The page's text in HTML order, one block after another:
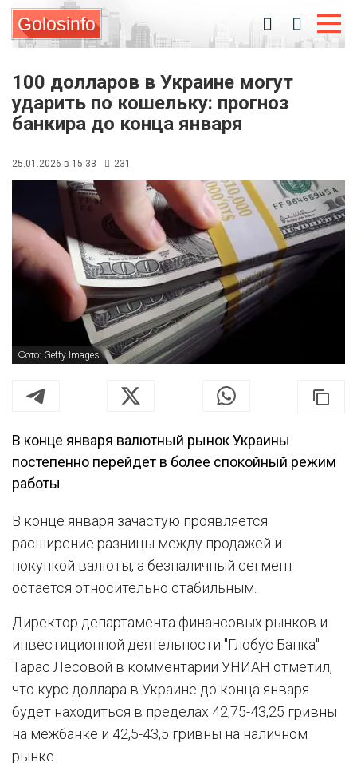
Golosinfo
100 долларов в Украине могут
ударить по кошельку: прогноз
банкира до конца января
25.01.2026 в 15:33 231
Фото: Getty Images
В конце января валютный рынок Украины
постепенно перейдет в более спокойный режим
работы
В конце января зачастую проявляется
расширение разницы между продажей и
покупкой валюты, а безналичный сегмент
остается относительно стабильным.
Директор департамента финансовых рынков и
инвестиционной деятельности "Глобус Банка"
Тарас Лесовой в комментарии УНИАН отметил,
что курс доллара в Украине до конца января
будет находиться в пределах 42,75-43,25 гривны
на межбанке и 42,5-43,5 гривны на наличном
рынке.